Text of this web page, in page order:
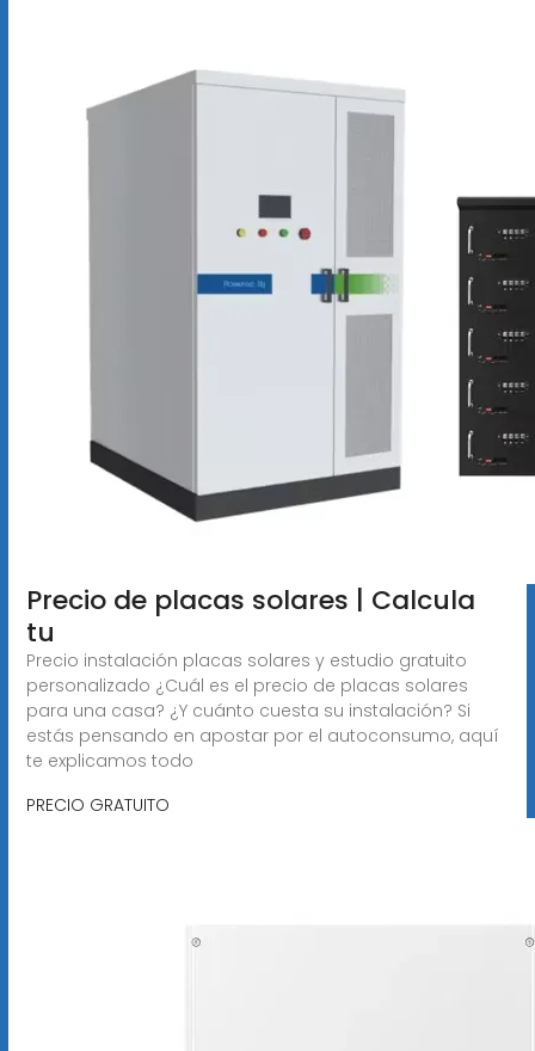
Precio de placas solares | Calcula
tu
Precio instalación placas solares y estudio gratuito
personalizado ¿Cuál es el precio de placas solares
para una casa? ¿Y cuánto cuesta su instalación? Si
estás pensando en apostar por el autoconsumo, aquí
te explicamos todo
PRECIO GRATUITO